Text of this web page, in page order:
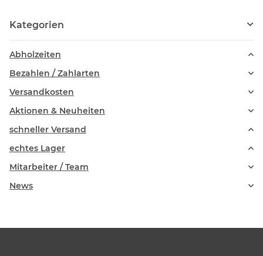
Kategorien
Abholzeiten
Bezahlen / Zahlarten
Versandkosten
Aktionen & Neuheiten
schneller Versand
echtes Lager
Mitarbeiter / Team
News